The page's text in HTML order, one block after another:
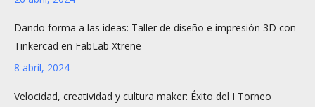
Dando forma a las ideas: Taller de diseño e impresión 3D con
Tinkercad en FabLab Xtrene
8 abril, 2024
Velocidad, creatividad y cultura maker: Éxito del I Torneo